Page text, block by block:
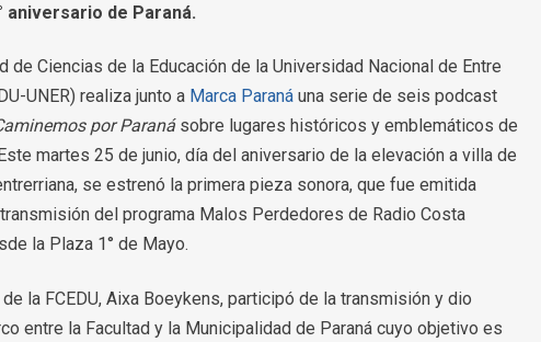
aniversario de Paraná.
de Ciencias de la Educación de la Universidad Nacional de Entre
UNER) realiza junto a Marca Paraná una serie de seis podcast
por Paranásobre lugares históricos y emblemáticos de
martes 25 de junio, día del aniversario de la elevación a villa de
se estrenó la primera pieza sonora, que fue emitida
del programa Malos Perdedores de Radio Costa
la Plaza 1° de Mayo.
de la FCEDU, Aixa Boeykens, participó de la transmisión y dio
entre la Facultad y la Municipalidad de Paraná cuyo objetivo es